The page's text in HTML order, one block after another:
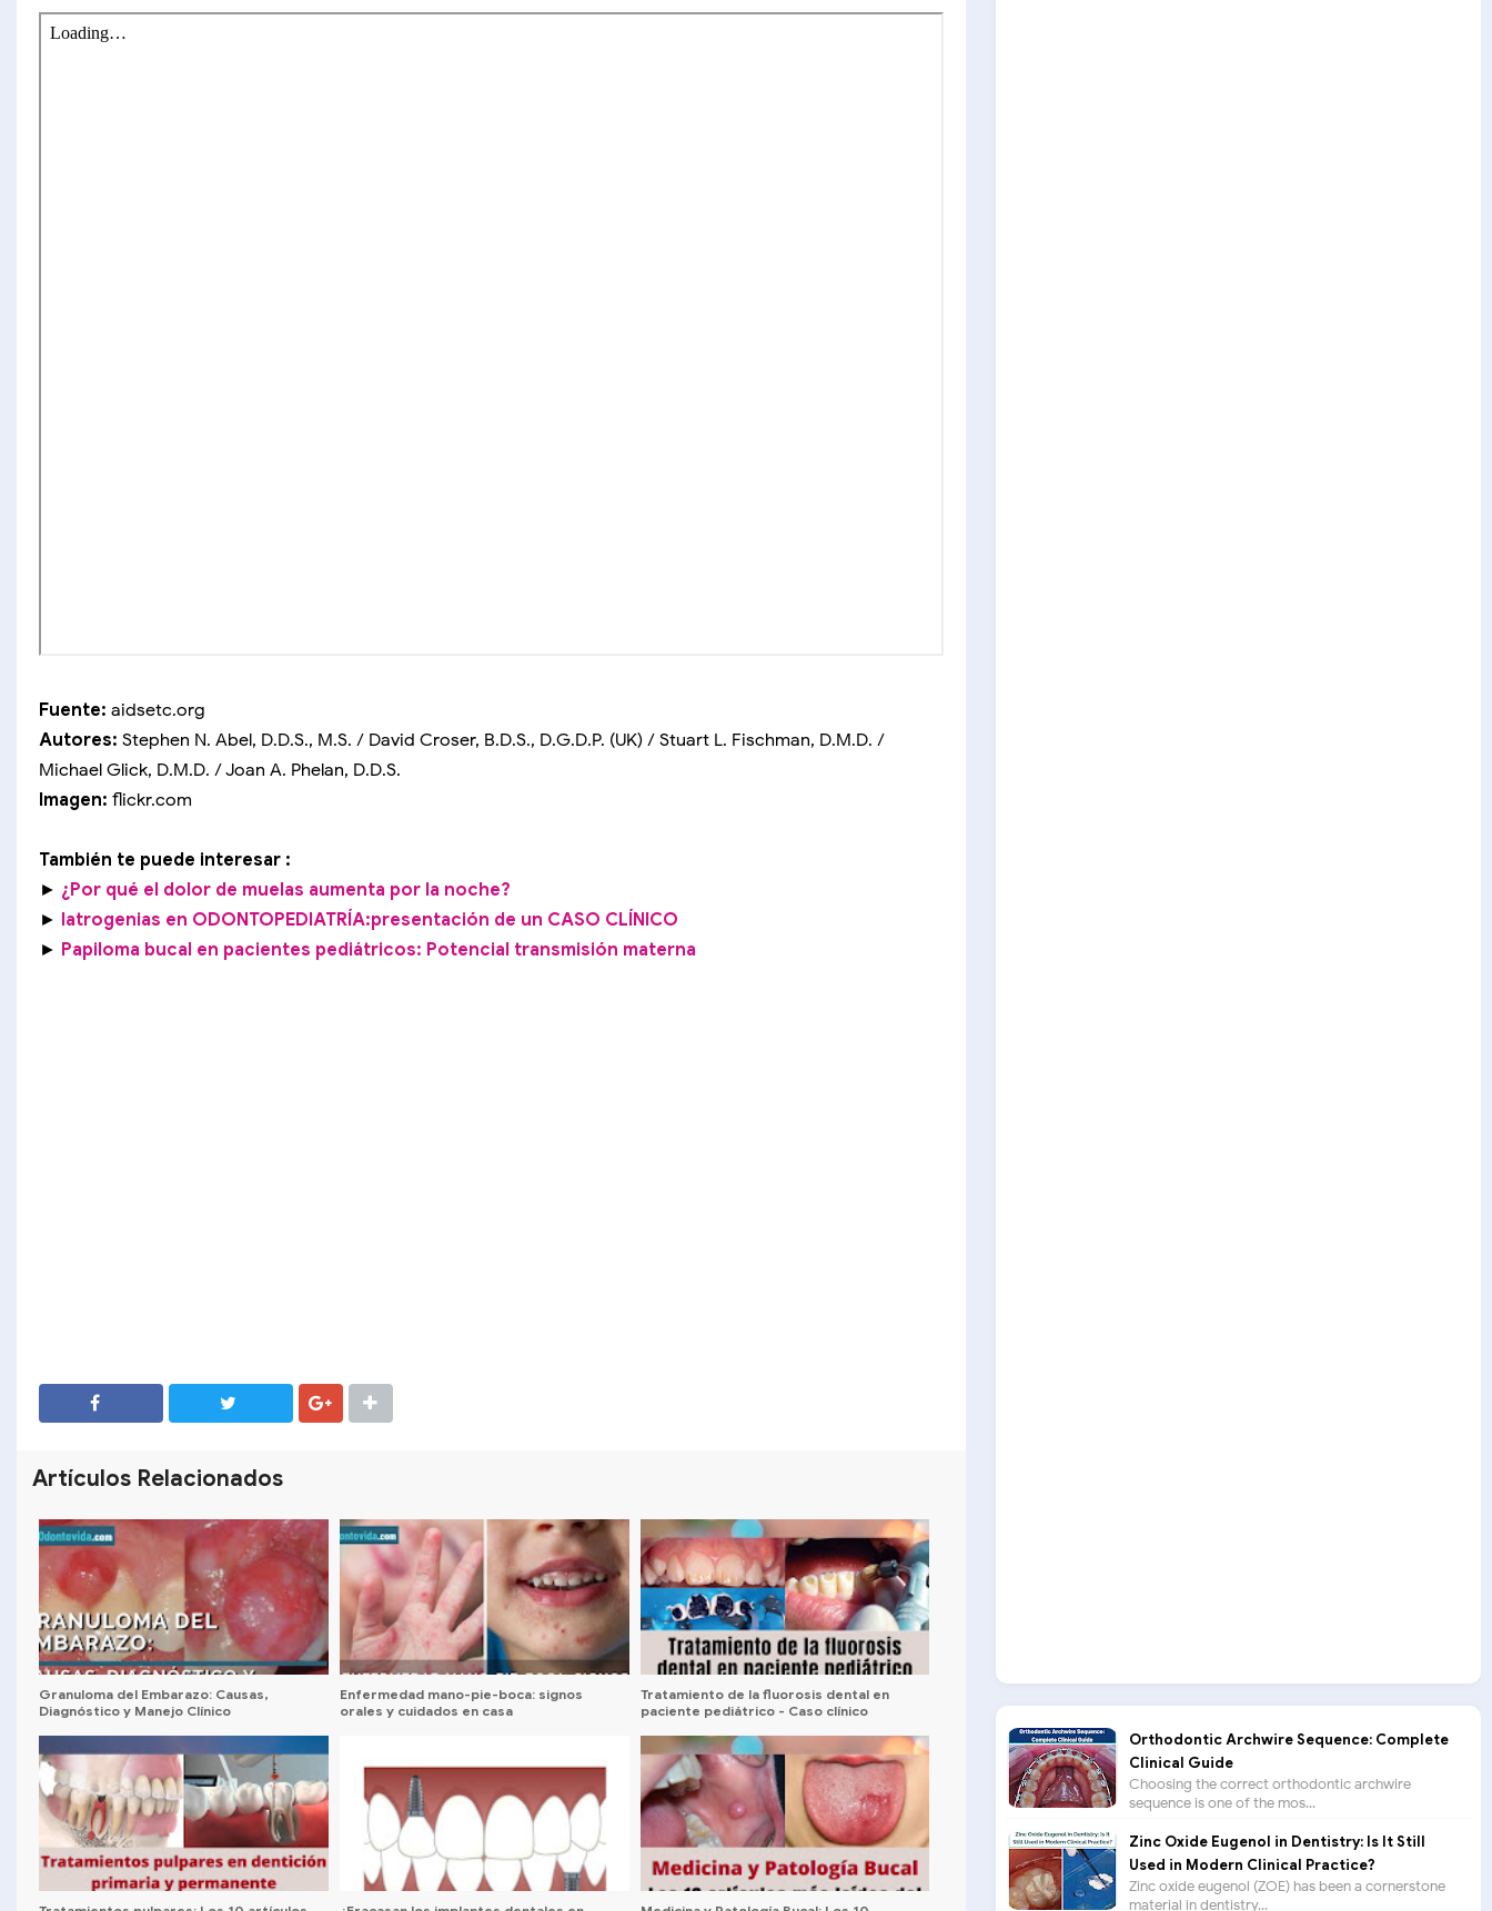
Fuente: aidsetc.org
Autores: Stephen N. Abel, D.D.S., M.S. / David Croser, B.D.S., D.G.D.P. (UK) / Stuart L. Fischman, D.M.D. /
Michael Glick, D.M.D. / Joan A. Phelan, D.D.S.
Imagen: flickr.com
También te puede interesar :
► ¿Por qué el dolor de muelas aumenta por la noche?
► Iatrogenias en ODONTOPEDIATRÍA:presentación de un CASO CLÍNICO
► Papiloma bucal en pacientes pediátricos: Potencial transmisión materna
Artículos Relacionados
Granuloma del Embarazo: Causas,
Diagnóstico y Manejo Clínico
Enfermedad mano-pie-boca: signos
orales y cuidados en casa
Tratamiento de la fluorosis dental en
paciente pediátrico - Caso clínico
Orthodontic Archwire Sequence: Complete
Clinical Guide
Choosing the correct orthodontic archwire
sequence is one of the mos...
Zinc Oxide Eugenol in Dentistry: Is It Still
Used in Modern Clinical Practice?
Zinc oxide eugenol (ZOE) has been a cornerstone
material in dentistry...